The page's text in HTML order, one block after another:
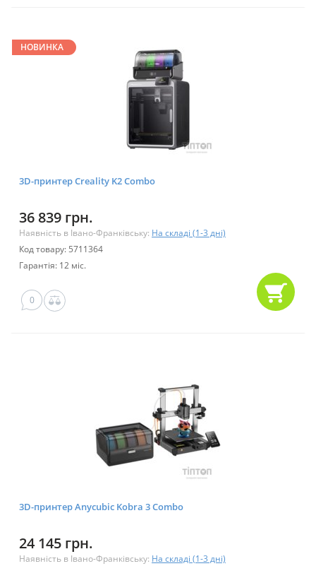
НОВИНКА
3D-принтер Creality K2 Combo
36 839 грн.
Наявність в Івано-Франківську: На складі (1-3 дні)
Код товару: 5711364
Гарантія: 12 міс.
0
3D-принтер Anycubic Kobra 3 Combo
24 145 грн.
Наявність в Івано-Франківську: На складі (1-3 дні)